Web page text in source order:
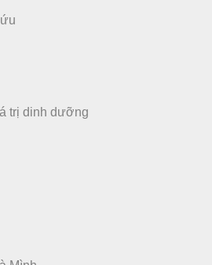
trị dinh dưỡng